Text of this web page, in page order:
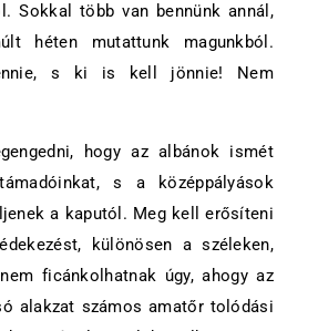
Sokkal több van bennünk annál,
héten mutattunk magunkból.
s ki is kell jönnie! Nem
hogy az albánok ismét
s a középpályások
a kaputól. Meg kell erősíteni
különösen a széleken,
ficánkolhatnak úgy, ahogy az
alakzat számos amatőr tolódási